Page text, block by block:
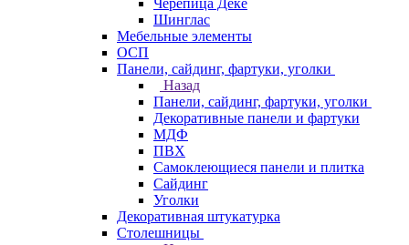
Черепица Деке
Шинглас
Мебельные элементы
ОСП
Панели, сайдинг, фартуки, уголки
Назад
Панели, сайдинг, фартуки, уголки
Декоративные панели и фартуки
МДФ
ПВХ
Самоклеющиеся панели и плитка
Сайдинг
Уголки
Декоративная штукатурка
Столешницы